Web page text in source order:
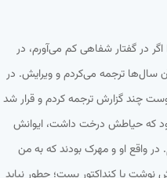
در گفتار شفاهی کم می‌آورم، در
سال‌ها ترجمه می‌کردم و ویرایش. در
چند گزارش ترجمه کردم و قرار شد
که حیاطش درخت داشت، ایوانش
واقع او و مهرک بودند که به من